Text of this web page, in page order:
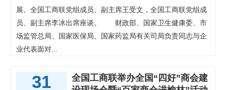
展。全国工商联党组成员、副主席王受文，全国工商联党组成
员、副主席李冰出席座谈。
财政部、国家卫生健康委、市
场监管总局、国家医保局、国家药监局有关司局负责同志与企
业代表面对...
31
全国工商联举办全国“四好”商会建